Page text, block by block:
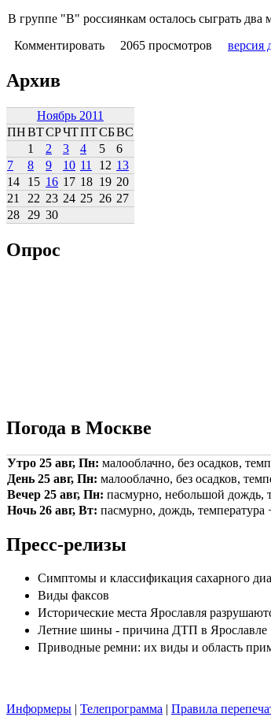
В группе "В" россиянкам осталось сыграть
Комментировать
2065 просмотров версия
Архив
Ноябрь 2011
ПНВТСРЧТПТСБВС
1
2 3 4 5
6
7
8 9 10 11 12 13
14
15 16 17 18 19 20
21
22 23 24 25 26 27
28
29 30
Опрос
Погода в Москве
Утро 25 авг, Пн: малооблачно, без осадков,
День 25 авг, Пн: малооблачно, без осадков,
Вечер 25 авг, Пн: пасмурно, небольшой дождь,
Ночь 26 авг, Вт: пасмурно, дождь,
Пресс-релизы
Симптомы и классификация сахарного
Виды факсов
Исторические места Ярославля
Летние шины - причина ДТП в Ярославле
Приводные ремни: их виды и область
Информеры | Телепрограмма | Правила